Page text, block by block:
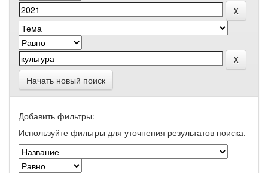
Начать новый поиск
Добавить фильтры:
Используйте фильтры для уточнения результатов поиска.